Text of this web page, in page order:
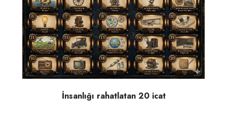
İnsanlığı rahatlatan 20 icat